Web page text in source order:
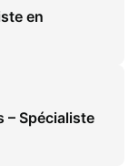
en
– Spécialiste